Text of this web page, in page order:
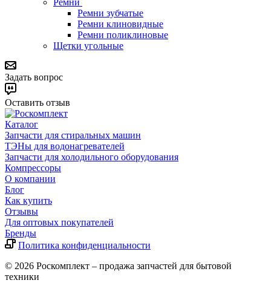
Ремни зубчатые
Ремни клиновидные
Ремни поликлиновые
Щетки угольные
Задать вопрос
Оставить отзыв
Каталог
Запчасти для стиральных машин
ТЭНы для водонагревателей
Запчасти для холодильного оборудования
Компрессоры
О компании
Блог
Как купить
Отзывы
Для оптовых покупателей
Бренды
Политика конфиденциальности
© 2026 Роскомплект – продажа запчастей для бытовой
техники